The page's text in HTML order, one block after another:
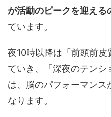
が活動のピークを迎える
ています。
夜10時以降は「前頭前
ていき、「深夜のテンシ
は、脳のパフォーマンス
なります。